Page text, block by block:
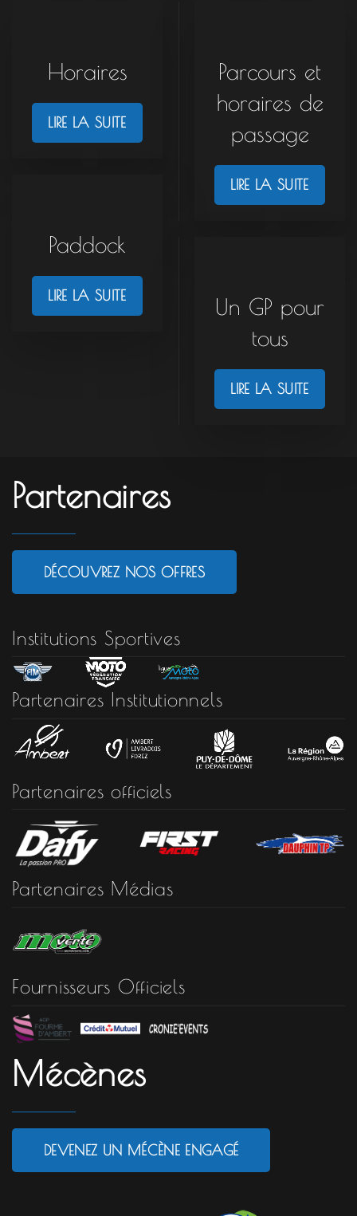
Horaires
LIRE LA SUITE
Parcours et
horaires de
passage
LIRE LA SUITE
Paddock
LIRE LA SUITE
Un GP pour
tous
LIRE LA SUITE
Partenaires
DÉCOUVREZ NOS OFFRES
Institutions Sportives
Partenaires Institutionnels
Partenaires officiels
Partenaires Médias
Fournisseurs Officiels
Mécènes
DEVENEZ UN MÉCÈNE ENGAGÉ